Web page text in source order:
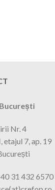
Nr. 4
etajul 7, ap. 19
31 432 6570